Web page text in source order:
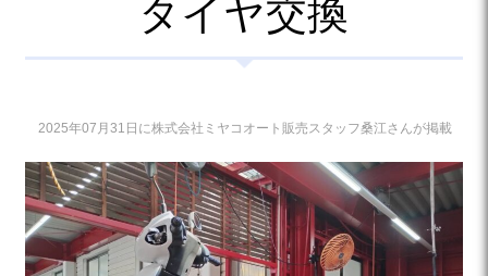
タイヤ交換
2025年07月31日に株式会社ミヤコオート販売スタッフ桑江さんが掲載